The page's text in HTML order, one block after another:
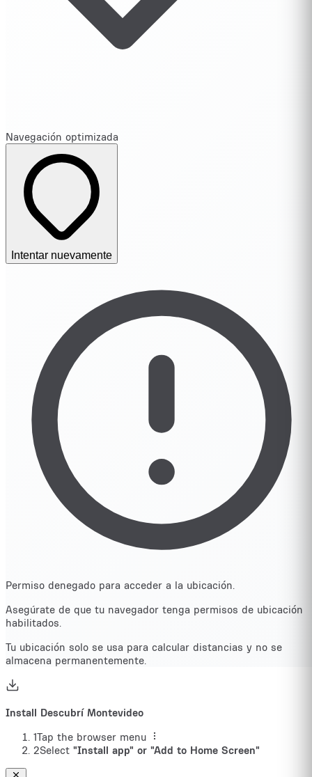
Navegación optimizada
Intentar nuevamente
Permiso denegado para acceder a la ubicación.
Asegúrate de que tu navegador tenga permisos de ubicación
habilitados.
Tu ubicación solo se usa para calcular distancias y no se
almacena permanentemente.
Install Descubrí Montevideo
1Tap the browser menu
2Select "Install app" or "Add to Home Screen"